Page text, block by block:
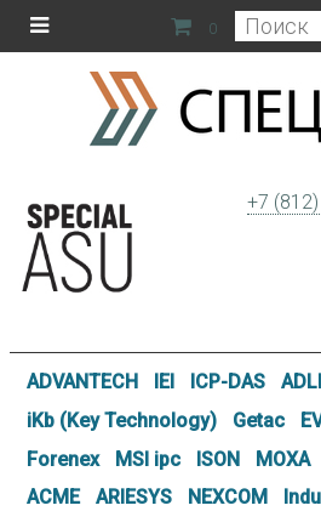
0
+7
ADVANTECH IEI ICP-DAS
iKb (Key Technology)
Getac
Forenex
MSI ipc ISON MOXA
ACME
ARIESYS NEXCOM